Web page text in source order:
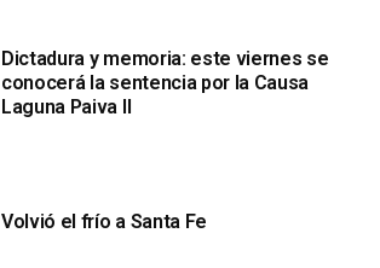
Dictadura y memoria: este viernes se
conocerá la sentencia por la Causa
Laguna Paiva II
Volvió el frío a Santa Fe